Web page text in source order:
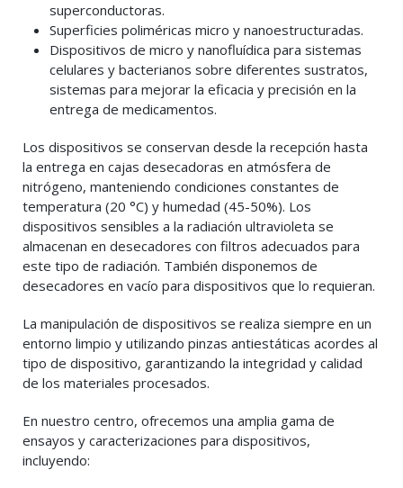
superconductoras.
Superficies poliméricas micro y nanoestructuradas.
Dispositivos de micro y nanofluídica para sistemas
celulares y bacterianos sobre diferentes sustratos,
sistemas para mejorar la eficacia y precisión en la
entrega de medicamentos.
Los dispositivos se conservan desde la recepción hasta
la entrega en cajas desecadoras en atmósfera de
nitrógeno, manteniendo condiciones constantes de
temperatura (20 °C) y humedad (45-50%). Los
dispositivos sensibles a la radiación ultravioleta se
almacenan en desecadores con filtros adecuados para
este tipo de radiación. También disponemos de
desecadores en vacío para dispositivos que lo requieran.
La manipulación de dispositivos se realiza siempre en un
entorno limpio y utilizando pinzas antiestáticas acordes al
tipo de dispositivo, garantizando la integridad y calidad
de los materiales procesados.
En nuestro centro, ofrecemos una amplia gama de
ensayos y caracterizaciones para dispositivos,
incluyendo: